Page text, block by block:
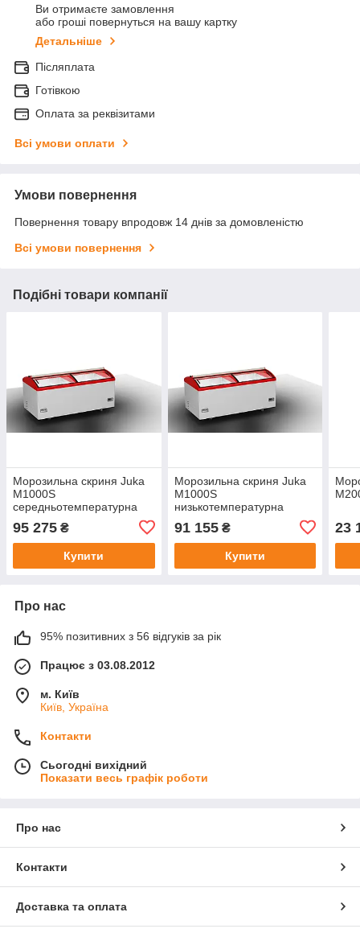
Ви отримаєте замовлення
або гроші повернуться на вашу картку
Детальніше
Післяплата
Готівкою
Оплата за реквізитами
Всі умови оплати
Умови повернення
Повернення товару впродовж 14 днів за домовленістю
Всі умови повернення
Подібні товари компанії
Морозильна скриня Juka
M1000S
середньотемпературна
95 275 ₴
Купити
Морозильна скриня Juka
M1000S
низькотемпературна
91 155₴
Купити
23
Про нас
95% позитивних з 56 відгуків за рік
Працює з 03.08.2012
м. Київ
Київ, Україна
Контакти
Сьогодні вихідний
Показати весь графік роботи
Про нас
Контакти
Доставка та оплата